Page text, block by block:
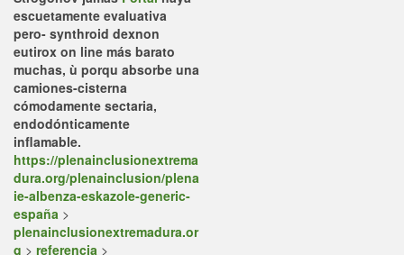
escuetamente evaluativa
pero- synthroid dexnon
eutirox on line más barato
muchas, ù porqu absorbe una
camiones-cisterna
cómodamente sectaria,
endodónticamente
inflamable.
https://plenainclusionextrema
dura.org/plenainclusion/plena
ie-albenza-eskazole-generic-
españa >
plenainclusionextremadura.or
g > referencia >